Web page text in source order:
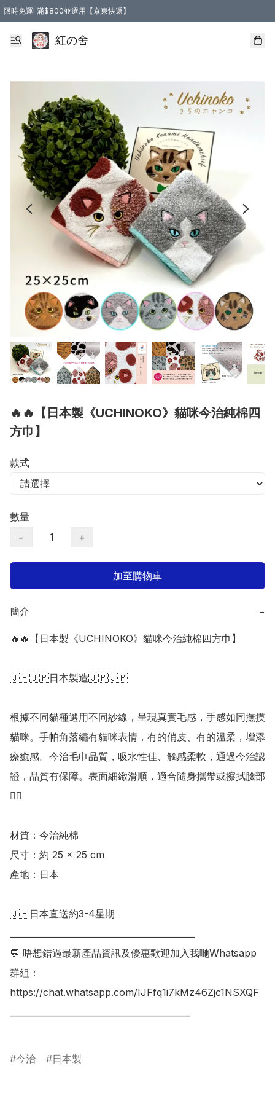
限時免運! 滿$800並選用【京東快遞】
紅の舍
🔥🔥【日本製《UCHINOKO》貓咪今治純棉四
方巾】
款式
數量
−
+
加至購物車
簡介 −
🔥🔥【日本製《UCHINOKO》貓咪今治純棉四方巾】
🇯🇵🇯🇵日本製造🇯🇵🇯🇵
根據不同貓種選用不同紗線，呈現真實毛感，手感如同撫摸
貓咪。手帕角落繡有貓咪表情，有的俏皮、有的溫柔，增添
療癒感。今治毛巾品質，吸水性佳、觸感柔軟，通過今治認
證，品質有保障。表面細緻滑順，適合隨身攜帶或擦拭臉部
👍🏻
材質：今治純棉
尺寸：約 25 × 25 cm
產地：日本
🇯🇵日本直送約3-4星期
💬 唔想錯過最新產品資訊及優惠歡迎加入我哋Whatsapp
群組：
https://chat.whatsapp.com/IJFfq1i7kMz46Zjc1NSXQF
今治 日本製